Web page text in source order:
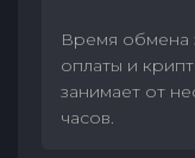
Время обмена
оплаты и
занимает от
часов.